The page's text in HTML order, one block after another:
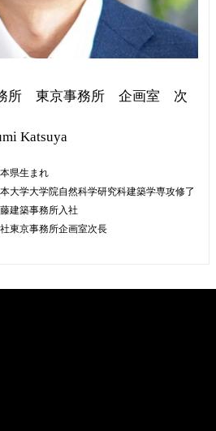
務所 東京事務所 企画室 次
Katsuya
県生まれ
大学大学院自然科学研究科建築学専攻修了
建築事務所入社
東京事務所企画室次長